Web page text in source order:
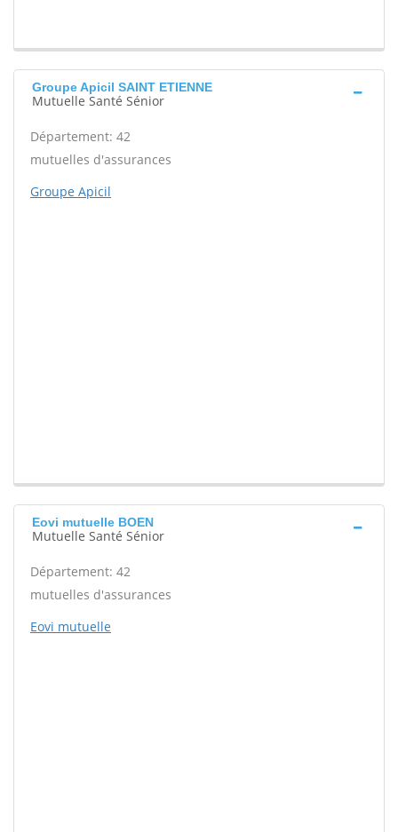
Groupe Apicil SAINT ETIENNE
Mutuelle Santé Sénior
Département: 42
mutuelles d'assurances
Groupe Apicil
Eovi mutuelle BOEN
Mutuelle Santé Sénior
Département: 42
mutuelles d'assurances
Eovi mutuelle